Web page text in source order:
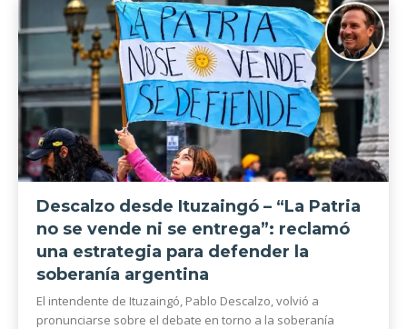
Descalzo desde Ituzaingó – “La Patria
no se vende ni se entrega”: reclamó
una estrategia para defender la
soberanía argentina
El intendente de Ituzaingó, Pablo Descalzo, volvió a
pronunciarse sobre el debate en torno a la soberanía